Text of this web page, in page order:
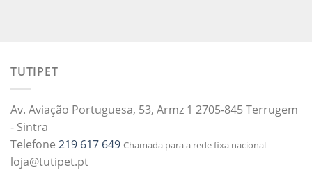
TUTIPET
Av. Aviação Portuguesa, 53, Armz 1 2705-845 Terrugem
- Sintra
Telefone 219 617 649 Chamada para a rede fixa nacional
loja@tutipet.pt